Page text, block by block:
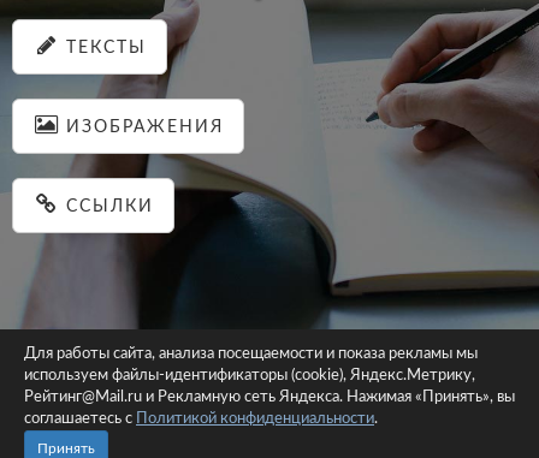
ТЕКСТЫ
ИЗОБРАЖЕНИЯ
ССЫЛКИ
© 2026 pastein.ru |Пользовательское соглашение|Политика
конфиденциальности
Для работы сайта, анализа посещаемости и показа рекламы мы
используем файлы-идентификаторы (cookie), Яндекс.Метрику,
Рейтинг@Mail.ru и Рекламную сеть Яндекса. Нажимая «Принять», вы
соглашаетесь с
Политикой конфиденциальности.
Принять